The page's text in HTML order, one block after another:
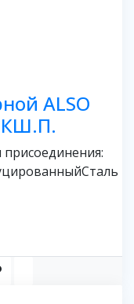
ALSO
КШ.П.